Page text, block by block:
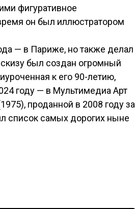
фигуративное
он был иллюстратором
— в Париже, но также делал
был создан огромный
к его 90-летию,
году — в Мультимедиа Арт
проданной в 2008 году за
список самых дорогих ныне